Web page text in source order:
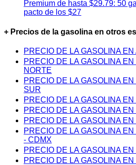
Premium de hasta $29.79: 50
pacto de los $27
+ Precios de la gasolina en otros
PRECIO DE LA GASOLINA
PRECIO DE LA GASOLINA
NORTE
PRECIO DE LA GASOLINA
SUR
PRECIO DE LA GASOLINA
PRECIO DE LA GASOLINA
PRECIO DE LA GASOLINA
PRECIO DE LA GASOLINA
- CDMX
PRECIO DE LA GASOLINA
PRECIO DE LA GASOLINA